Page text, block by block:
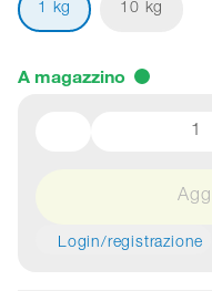
1 kg 10 kg
A magazzino
Login/registrazione